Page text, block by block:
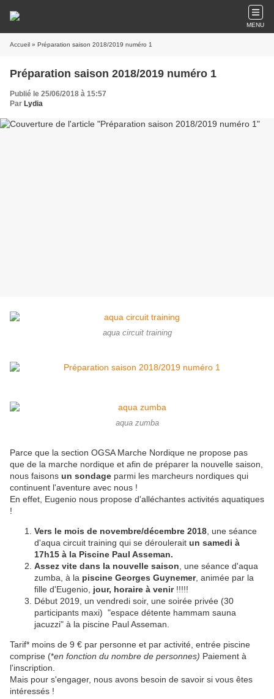
MENU
Accueil » Préparation saison 2018/2019 numéro 1
Préparation saison 2018/2019 numéro 1
Publié le 25/06/2018 à 15:57
Par Lydia
aqua circuit training
aqua zumba
Parce que la section OGSA Marche Nordique ne propose pas
que de la marche nordique et afin de préparer la nouvelle saison,
nous faisons un sondage parmi les marcheurs nordiques qui
continuent l'aventure avec nous !
En effet, Eugenio nous propose d'alléchantes activités aquatiques
!
Vers le mois de novembre/décembre 2018 , une séance
d'aqua circuit training qui se déroulerait un samedi à
17h15 à la Piscine Paul Asseman.
Assez vite dans la nouvelle saison , une séance d'aqua
zumba, à la piscine Georges Guynemer, animée par la
fille d'Eugenio, jour, horaire à venir!!!!!
Début 2019, un vendredi soir, une soirée privée (30
participants maxi) "espace détente hammam sauna
jacuzzi" à la piscine Paul Asseman.
Tarif* moins de 9 € par personne et par activité, entrée piscine
comprise (*en fonction du nombre de personnes) Paiement à
l'inscription.
Mais pour s'engager, nous avons besoin de savoir si vous êtes
intéressés !